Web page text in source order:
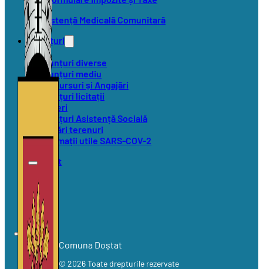
Asistență Medicală Comunitară
Anunțuri
Anunțuri diverse
Anunțuri mediu
Concursuri și Angajări
Anunțuri licitații
Alegeri
Anunțuri Asistență Socială
Vânzări terenuri
Informații utile SARS-COV-2
Contact
Comuna Doștat
© 2026 Toate drepturile rezervate